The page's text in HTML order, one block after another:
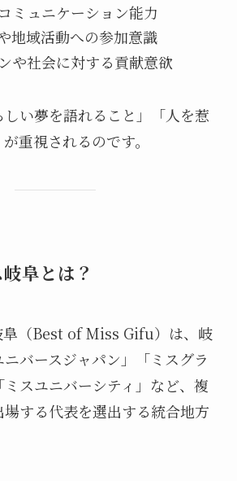
ミュニケーション能力
地域活動への参加意識
や社会に対する貢献意欲
い夢を語れること」「人を惹
重視されるのです。
阜とは？
阜（Best of Miss Gifu）は、岐
バースジャパン」「ミスグラ
スユニバーシティ」など、複
する代表を選出する統合地方